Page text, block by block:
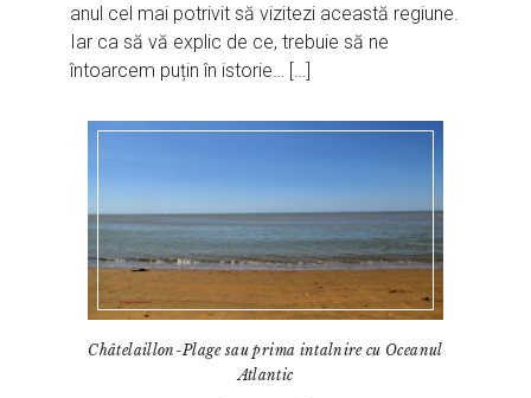
anul cel mai potrivit să vizitezi această regiune.
Iar ca să vă explic de ce, trebuie să ne
întoarcem puțin în istorie… […]
Châtelaillon-Plage sau prima intalnire cu Oceanul
Atlantic